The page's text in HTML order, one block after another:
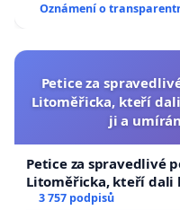
Oznámení o
Petice za
Litoměřicka, kteří
ji a
Petice za spravedlivé
Litoměřicka, kteří dali
a umírání zvířete
3 757 podpisů